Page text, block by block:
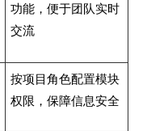
功能，便于团队实时
交流
按项目角色配置模块
权限，保障信息安全